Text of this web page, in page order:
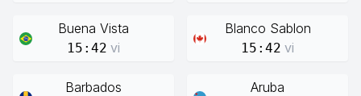
Buena Vista
15:42 vi
Blanco Sablon
15:42 vi
Barbados Aruba